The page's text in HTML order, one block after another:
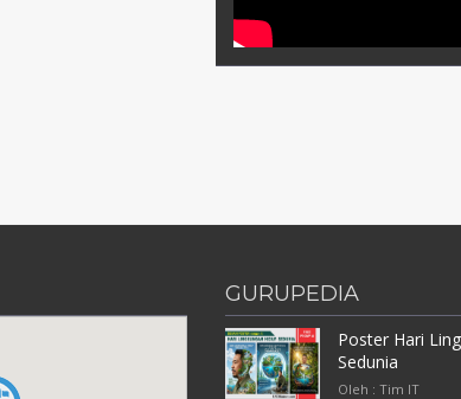
GURUPEDIA
Poster Hari
Sedunia
Oleh : Tim IT